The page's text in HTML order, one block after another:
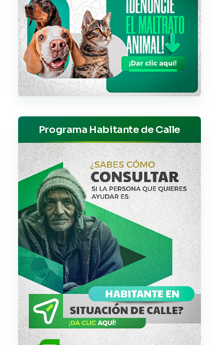
Programa Habitante de Calle